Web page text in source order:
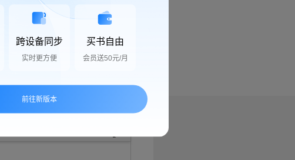
跨设备同步
实时更方便
买书自由
会员送50元/月
前往新版本